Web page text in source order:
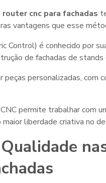
cnc para fachadas
vantagens que esse
Control) é conhecido por
de fachadas de
peças personalizadas,
permite trabalhar com
liberdade criativa no